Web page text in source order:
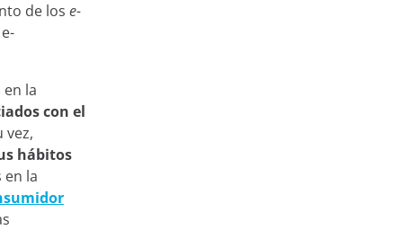
de los e-
la
con el
vez,
hábitos
en la